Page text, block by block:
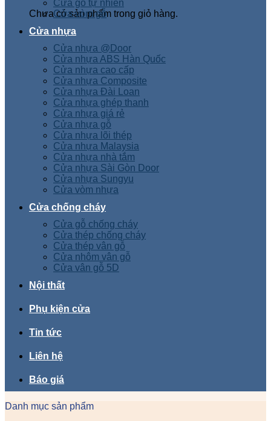
Chưa có sản phẩm trong giỏ hàng.
Cửa gỗ tự nhiên
Cửa vòm gỗ
Cửa nhựa
Cửa nhựa @Door
Cửa nhựa ABS Hàn Quốc
Cửa nhựa cao cấp
Cửa nhựa Composite
Cửa nhựa Đài Loan
Cửa nhựa ghép thanh
Cửa nhựa giá rẻ
Cửa nhựa gỗ
Cửa nhựa lõi thép
Cửa nhựa Malaysia
Cửa nhựa nhà tắm
Cửa nhựa Sài Gòn Door
Cửa nhựa Sungyu
Cửa vòm nhựa
Cửa chống cháy
Cửa gỗ chống cháy
Cửa thép chống cháy
Cửa thép vân gỗ
Cửa nhôm vân gỗ
Cửa vân gỗ 5D
Nội thất
Phụ kiện cửa
Tin tức
Liên hệ
Báo giá
Danh mục sản phẩm